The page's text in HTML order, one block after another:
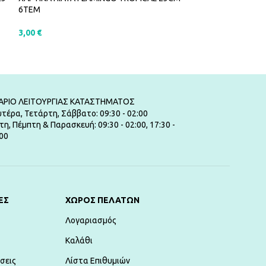
6ΤΕΜ
3,00 €
ΛΕΙΤΟΥΡΓΙΑΣ ΚΑΤΑΣΤΗΜΑΤΟΣ
Τετάρτη, Σάββατο: 09:30 - 02:00
Πέμπτη & Παρασκευή: 09:30 - 02:00, 17:30 -
ΧΏΡΟΣ ΠΕΛΑΤΏΝ
Λογαριασμός
Καλάθι
Λίστα Επιθυμιών